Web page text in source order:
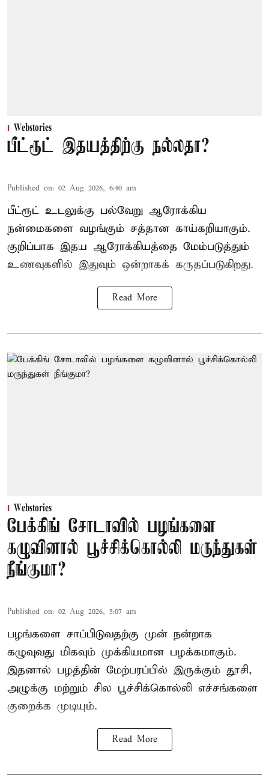
Webstories
பீட்ரூட் இதயத்திற்கு நல்லதா?
Published on: 02 Aug 2026, 6:40 am
பீட்ரூட் உடலுக்கு பல்வேறு ஆரோக்கிய
நன்மைகளை வழங்கும் சத்தான காய்கறியாகும்.
குறிப்பாக இதய ஆரோக்கியத்தை மேம்படுத்தும்
உணவுகளில் இதுவும் ஒன்றாகக் கருதப்படுகிறது.
Read More
Webstories
பேக்கிங் சோடாவில் பழங்களை
கழுவினால் பூச்சிக்கொல்லி மருந்துகள்
நீங்குமா?
Published on: 02 Aug 2026, 5:07 am
பழங்களை சாப்பிடுவதற்கு முன் நன்றாக
கழுவுவது மிகவும் முக்கியமான பழக்கமாகும்.
இதனால் பழத்தின் மேற்பரப்பில் இருக்கும் தூசி,
அழுக்கு மற்றும் சில பூச்சிக்கொல்லி எச்சங்களை
குறைக்க முடியும்.
Read More